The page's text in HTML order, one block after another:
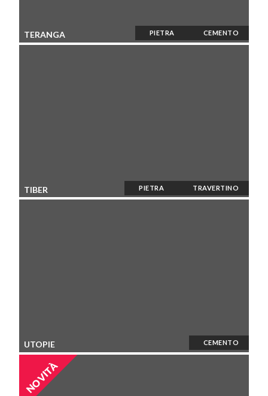
TERANGA PIETRA CEMENTO
TIBER PIETRA TRAVERTINO
UTOPIE CEMENTO
NOVITÀ